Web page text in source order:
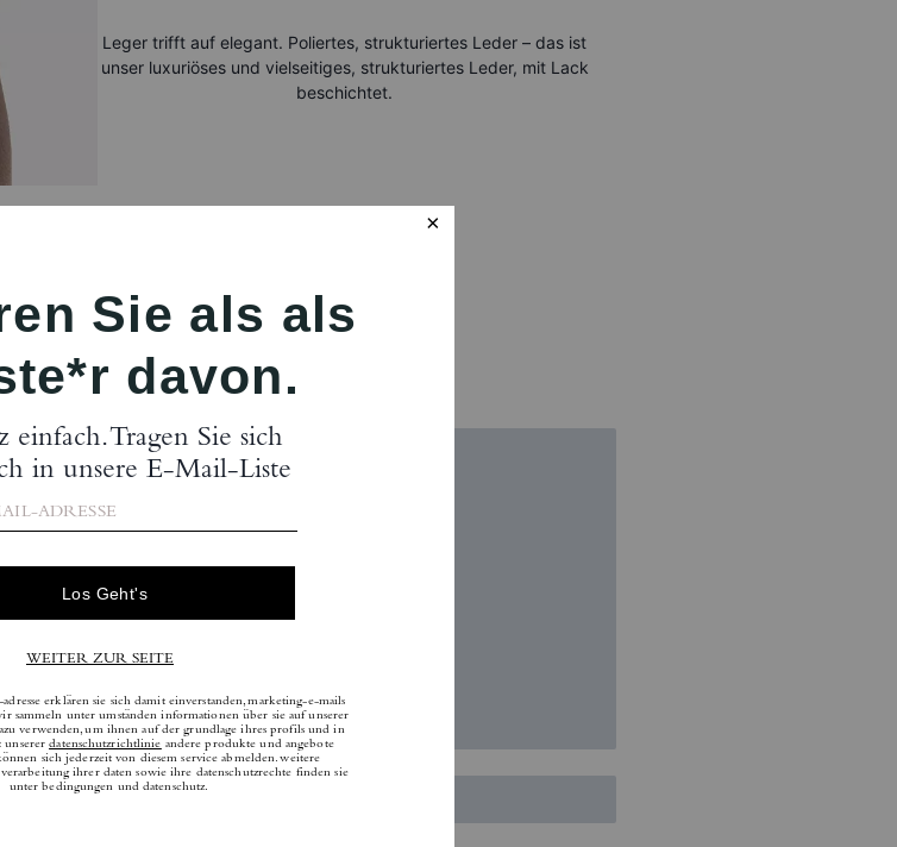
Leger trifft auf elegant. Poliertes, strukturiertes Leder – das ist
unser luxuriöses und vielseitiges, strukturiertes Leder, mit Lack
beschichtet.